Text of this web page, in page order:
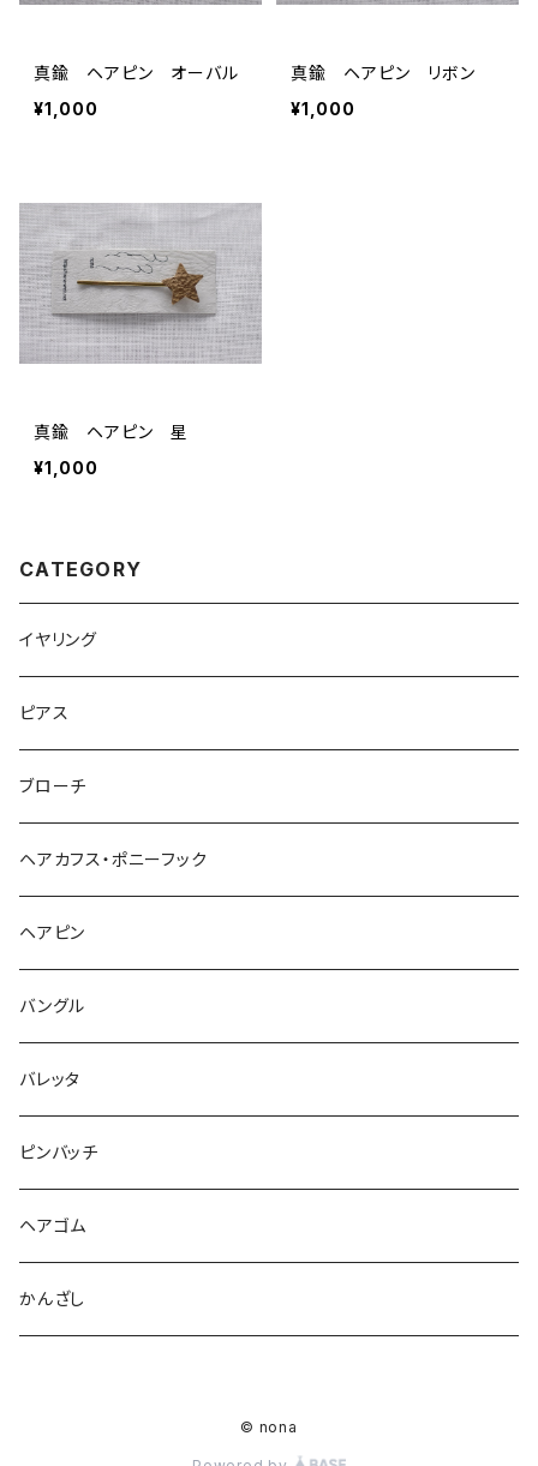
真鍮 ヘアピン オーバル
¥1,000
真鍮 ヘアピン リボン
¥1,000
真鍮 ヘアピン 星
¥1,000
CATEGORY
イヤリング
ピアス
ブローチ
ヘアカフス・ポニーフック
ヘアピン
バングル
バレッタ
ピンバッチ
ヘアゴム
かんざし
© nona